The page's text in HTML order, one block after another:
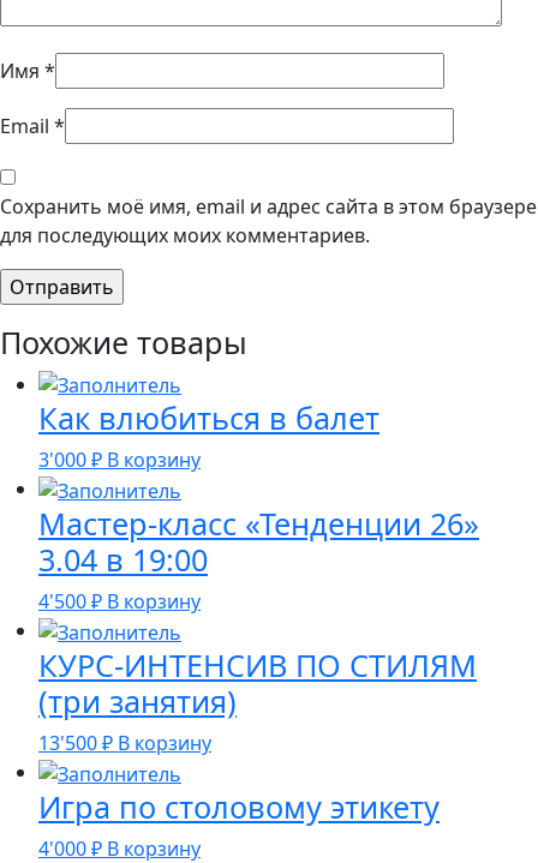
Имя *
Email *
Сохранить моё имя, email и адрес сайта в этом браузере
для последующих моих комментариев.
Похожие товары
Как влюбиться в балет
3'000₽ В корзину
Мастер-класс «Тенденции 26»
3.04 в 19:00
4'500₽ В корзину
КУРС-ИНТЕНСИВ ПО СТИЛЯМ
(три занятия)
13'500₽ В корзину
Игра по столовому этикету
4'000₽ В корзину